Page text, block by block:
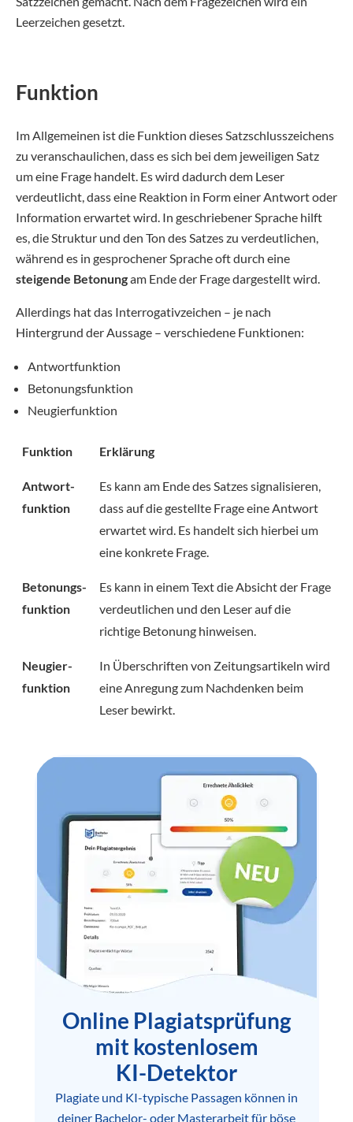
Leerzeichen gesetzt.
Funktion
Im Allgemeinen ist die Funktion dieses Satzschlusszeichens
zu veranschaulichen, dass es sich bei dem jeweiligen Satz
um eine Frage handelt. Es wird dadurch dem Leser
verdeutlicht, dass eine Reaktion in Form einer Antwort oder
Information erwartet wird. In geschriebener Sprache hilft
es, die Struktur und den Ton des Satzes zu verdeutlichen,
während es in gesprochener Sprache oft durch eine
steigende Betonungam Ende der Frage dargestellt wird.
Allerdings hat das Interrogativzeichen – je nach
Hintergrund der Aussage – verschiedene Funktionen:
Antwortfunktion
Betonungsfunktion
Neugierfunktion
Funktion Erklärung
Antwort-
funktion
Es kann am Ende des Satzes signalisieren,
dass auf die gestellte Frage eine Antwort
erwartet wird. Es handelt sich hierbei um
eine konkrete Frage.
Betonungs-
funktion
Es kann in einem Text die Absicht der Frage
verdeutlichen und den Leser auf die
richtige Betonung hinweisen.
Neugier-
funktion
In Überschriften von Zeitungsartikeln wird
eine Anregung zum Nachdenken beim
Leser bewirkt.
Online Plagiatsprüfung
mit kostenlosem
KI-Detektor
Plagiate und KI-typische Passagen können in
deiner Bachelor- oder Masterarbeit für böse